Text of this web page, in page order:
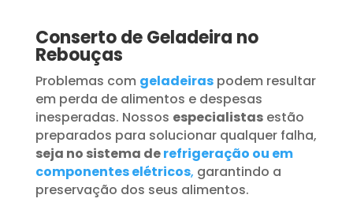
Conserto de Geladeira no
Rebouças
Problemas com geladeiraspodem resultar
em perda de alimentos e despesas
inesperadas. Nossos especialistasestão
preparados para solucionar qualquer falha,
seja no sistema derefrigeração ou em
componentes elétricos, garantindo a
preservação dos seus alimentos.